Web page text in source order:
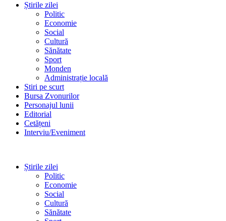
Știrile zilei
Politic
Economie
Social
Cultură
Sănătate
Sport
Monden
Administrație locală
Stiri pe scurt
Bursa Zvonurilor
Personajul lunii
Editorial
Cetățeni
Interviu/Eveniment
Știrile zilei
Politic
Economie
Social
Cultură
Sănătate